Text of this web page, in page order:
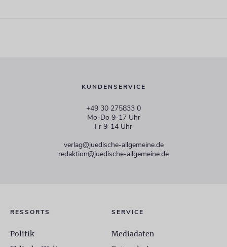
KUNDENSERVICE
+49 30 275833 0
Mo-Do 9-17 Uhr
Fr 9-14 Uhr
verlag@juedische-allgemeine.de
redaktion@juedische-allgemeine.de
RESSORTS
Politik
SERVICE
Mediadaten